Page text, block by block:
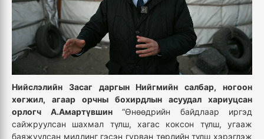
Нийслэлийн Засаг даргын Нийгмийн салбар, ногоон
хөгжил, агаар орчны бохирдлын асуудал хариуцсан
орлогч А.Амартүвшин“Өнөөдрийн байдлаар иргэд
сайжруулсан шахмал түлш, хагас коксон түлш, угааж
баяжуулсан мидлинг гэсэн гурван төрлийн түлш хэрэглэж